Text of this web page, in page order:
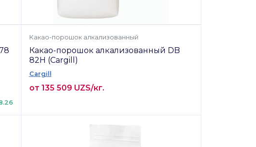
Какао-порошок алкализованный
Какао-порошок алкализованный DB
82H (Cargill)
Cargill
от 135 509 UZS/кг.